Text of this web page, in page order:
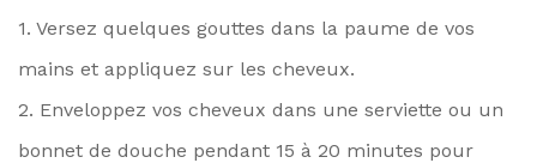
1. Versez quelques gouttes dans la paume de vos
mains et appliquez sur les cheveux.
2. Enveloppez vos cheveux dans une serviette ou un
bonnet de douche pendant 15 à 20 minutes pour